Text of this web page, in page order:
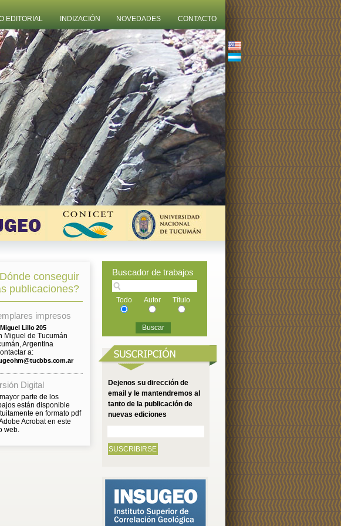
EDITORIAL INDIZACIÓN NOVEDADES CONTACTO
conseguir
publicaciones?
impresos
Miguel Lillo 205
Miguel de Tucumán
Argentina
a:
Digital
parte de los
están disponible
en formato pdf
Acrobat en este
web.
Buscador de trabajos
Todo Autor Título
Dejenos su dirección de
email y le mantendremos al
tanto de la publicación de
nuevas ediciones